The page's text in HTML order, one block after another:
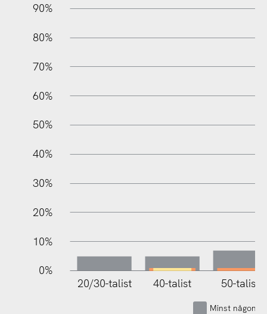
10%
90%
80%
70%
60%
50%
40%
30%
20%
10%
0%
20/30-talist 40-talist 50-talist
Minst någon